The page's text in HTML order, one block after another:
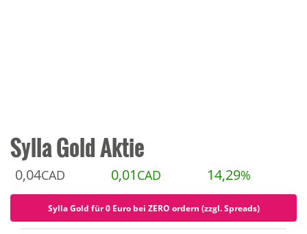
Sylla Gold Aktie
0,04CAD 0,01 CAD 14,29%
Sylla Gold für 0 Euro bei ZERO ordern (zzgl. Spreads)